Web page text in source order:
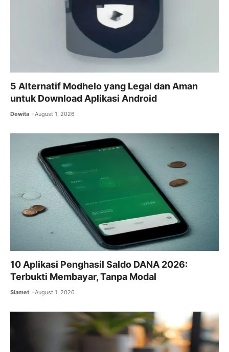
5 Alternatif Modhelo yang Legal dan Aman
untuk Download Aplikasi Android
Dewita August 1, 2026
10 Aplikasi Penghasil Saldo DANA 2026:
Terbukti Membayar, Tanpa Modal
Slamet August 1, 2026